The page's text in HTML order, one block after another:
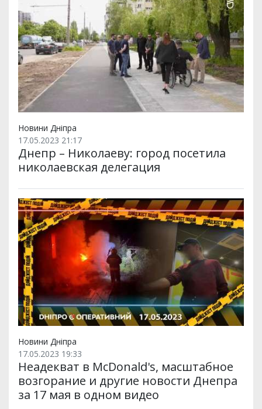
Новини Дніпра
17.05.2023 21:17
Днепр – Николаеву: город посетила
николаевская делегация
Новини Дніпра
17.05.2023 19:33
Неадекват в McDonald's, масштабное
возгорание и другие новости Днепра
за 17 мая в одном видео